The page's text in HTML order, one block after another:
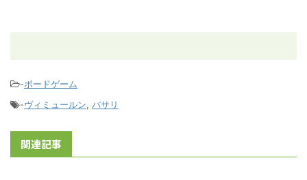
-ボードゲーム
-ヴィミュールン, バサリ
関連記事